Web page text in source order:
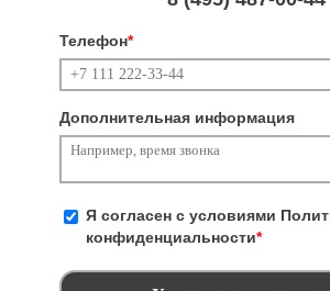
Телефон*
Дополнительная информация
Я согласен с условиями
конфиденциальности*